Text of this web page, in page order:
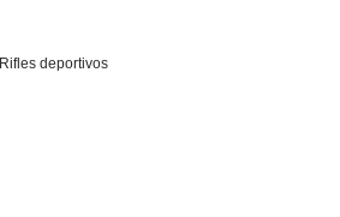
Rifles deportivos